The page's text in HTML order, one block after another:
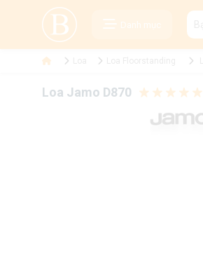
Danh mục
Loa Jamo D870